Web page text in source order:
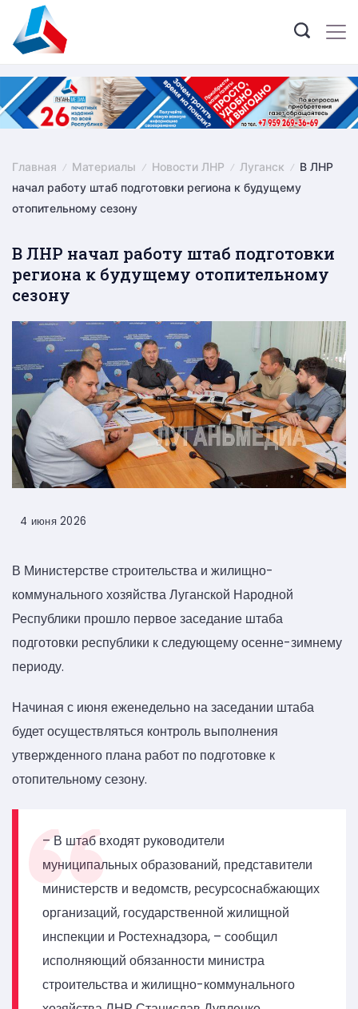
content
Главная Материалы Новости ЛНР Луганск
В ЛНР
начал работу штаб подготовки региона к будущему
отопительному сезону
В ЛНР начал работу штаб подготовки
региона к будущему отопительному
сезону
4 июня 2026
В Министерстве строительства и жилищно-
коммунального хозяйства Луганской Народной
Республики прошло первое заседание штаба
подготовки республики к следующему осенне-зимнему
периоду.
Начиная с июня еженедельно на заседании штаба
будет осуществляться контроль выполнения
утвержденного плана работ по подготовке к
отопительному сезону.
– В штаб входят руководители
муниципальных образований, представители
министерств и ведомств, ресурсоснабжающих
организаций, государственной жилищной
инспекции и Ростехнадзора, – сообщил
исполняющий обязанности министра
строительства и жилищно-коммунального